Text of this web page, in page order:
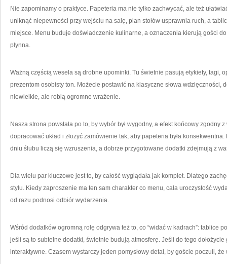
Nie zapominamy o praktyce. Papeteria ma nie tylko zachwycać, ale też
uniknąć niepewności przy wejściu na salę, plan stołów usprawnia ruch, a
miejsce. Menu buduje doświadczenie kulinarne, a oznaczenia kierują gości
płynna.
Ważną częścią wesela są drobne upominki. Tu świetnie pasują etykiety, tagi,
prezentom osobisty ton. Możecie postawić na klasyczne słowa wdzięczności,
niewielkie, ale robią ogromne wrażenie.
Nasza strona powstała po to, by wybór był wygodny, a efekt końcowy zgodny
dopracować układ i złożyć zamówienie tak, aby papeteria była
dniu ślubu liczą się wzruszenia, a dobrze przygotowane dodatki zdejmują z
Dla wielu par kluczowe jest to, by całość wyglądała jak komplet. Dlatego
stylu. Kiedy zaproszenie ma ten sam charakter co menu, cała uroczystość
od razu podnosi odbiór wydarzenia.
Wśród dodatków ogromną rolę odgrywa też to, co “widać w kadrach”: tablice
jeśli są to subtelne dodatki, świetnie budują atmosferę. Jeśli do tego
interaktywne. Czasem wystarczy jeden pomysłowy detal, by goście poczuli,